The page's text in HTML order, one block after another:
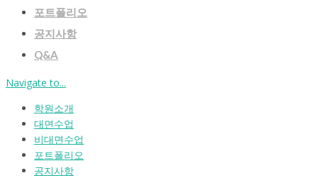
포트폴리오
공지사항
Q&A
Navigate to...
학원소개
대면수업
비대면수업
포트폴리오
공지사항